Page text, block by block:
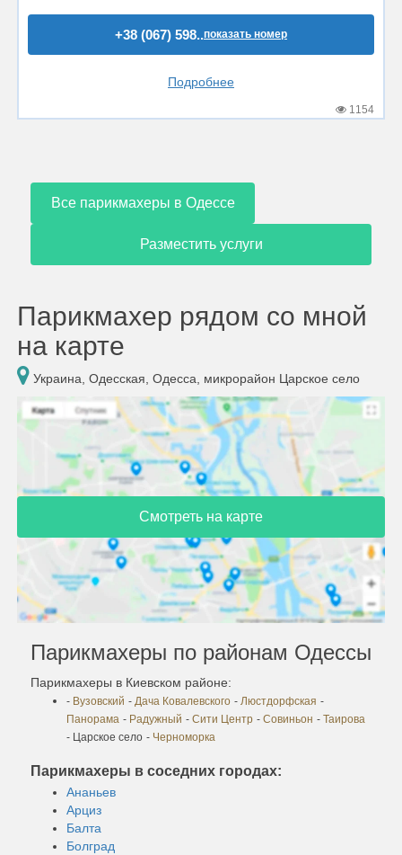
+38 (067) 598..показать номер
Подробнее
1154
Все парикмахеры в Одессе
Разместить услуги
Парикмахер рядом со мной
на карте
Украина, Одесская, Одесса, микрорайон Царское село
Смотреть на карте
Парикмахеры по районам Одессы
Парикмахеры в Киевском районе:
- Вузовский - Дача Ковалевского - Люстдорфская -
Панорама - Радужный - Сити Центр - Совиньон - Таирова
- Царское село - Черноморка
Парикмахеры в соседних городах:
Ананьев
Арциз
Балта
Болград